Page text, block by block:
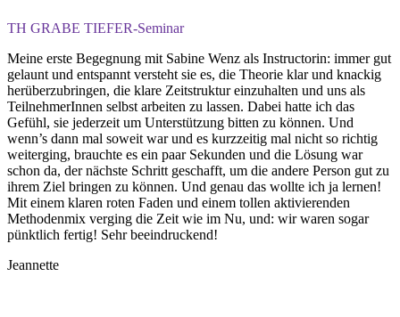
TH GRABE TIEFER-Seminar
Meine erste Begegnung mit Sabine Wenz als Instructorin: immer gut
gelaunt und entspannt versteht sie es, die Theorie klar und knackig
herüberzubringen, die klare Zeitstruktur einzuhalten und uns als
TeilnehmerInnen selbst arbeiten zu lassen. Dabei hatte ich das
Gefühl, sie jederzeit um Unterstützung bitten zu können. Und
wenn’s dann mal soweit war und es kurzzeitig mal nicht so richtig
weiterging, brauchte es ein paar Sekunden und die Lösung war
schon da, der nächste Schritt geschafft, um die andere Person gut zu
ihrem Ziel bringen zu können. Und genau das wollte ich ja lernen!
Mit einem klaren roten Faden und einem tollen aktivierenden
Methodenmix verging die Zeit wie im Nu, und: wir waren sogar
pünktlich fertig! Sehr beeindruckend!
Jeannette